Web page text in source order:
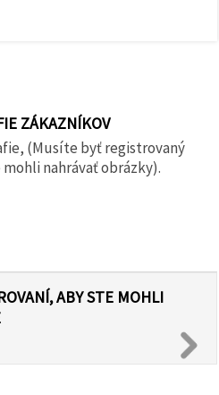
ZÁKAZNÍKOV
(Musíte byť registrovaný
nahrávať obrázky).
ABY STE MOHLI